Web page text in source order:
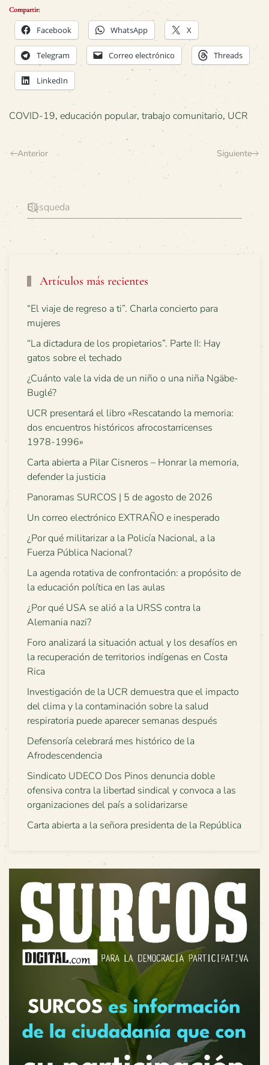
Compartir:
Facebook WhatsApp X
Telegram Correo electrónico Threads
LinkedIn
COVID-19, educación popular, trabajo comunitario, UCR
Anterior Siguiente
Artículos más recientes
“El viaje de regreso a ti”. Charla concierto para
mujeres
“La dictadura de los propietarios”. Parte II: Hay
gatos sobre el techado
¿Cuánto vale la vida de un niño o una niña Ngäbe-
Buglé?
UCR presentará el libro «Rescatando la memoria:
dos encuentros históricos afrocostarricenses
1978-1996»
Carta abierta a Pilar Cisneros – Honrar la memoria,
defender la justicia
Panoramas SURCOS | 5 de agosto de 2026
Un correo electrónico EXTRAÑO e inesperado
¿Por qué militarizar a la Policía Nacional, a la
Fuerza Pública Nacional?
La agenda rotativa de confrontación: a propósito de
la educación política en las aulas
¿Por qué USA se alió a la URSS contra la
Alemania nazi?
Foro analizará la situación actual y los desafíos en
la recuperación de territorios indígenas en Costa
Rica
Investigación de la UCR demuestra que el impacto
del clima y la contaminación sobre la salud
respiratoria puede aparecer semanas después
Defensoría celebrará mes histórico de la
Afrodescendencia
Sindicato UDECO Dos Pinos denuncia doble
ofensiva contra la libertad sindical y convoca a las
organizaciones del país a solidarizarse
Carta abierta a la señora presidenta de la República